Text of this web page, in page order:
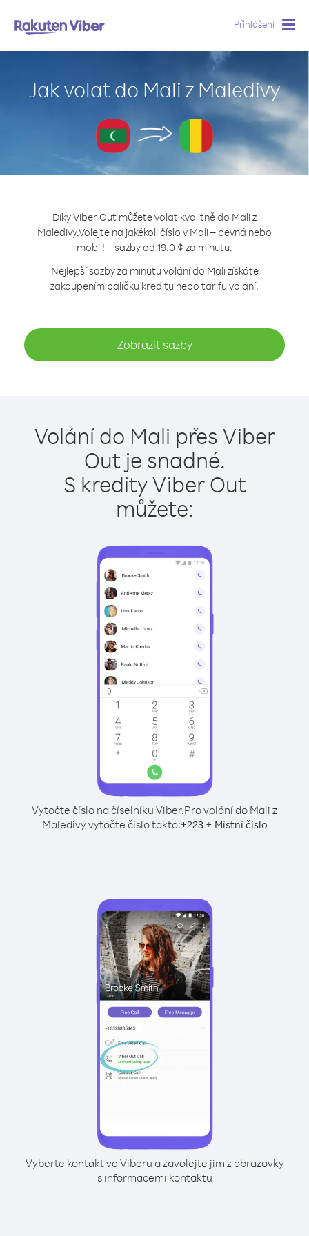
Přihlášení
Jak volat do Mali z Maledivy
Díky Viber Out můžete volat kvalitně do Mali z
Maledivy.Volejte na jakékoli číslo v Mali – pevná nebo
mobil! – sazby od 19.0 ¢ za minutu.
Nejlepší sazby za minutu volání do Mali získáte
zakoupením balíčku kreditu nebo tarifu volání.
Zobrazit sazby
Volání do Mali přes Viber
Out je snadné.
S kredity Viber Out
můžete:
Vytočte číslo na číselníku Viber.Pro volání do Mali z
Maledivy vytočte číslo takto:+223+ Místní číslo
Vyberte kontakt ve Viberu a zavolejte jim z obrazovky
s informacemi kontaktu